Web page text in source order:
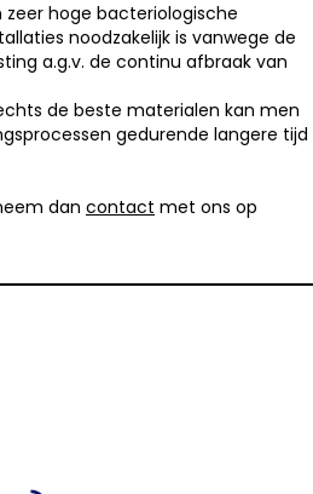
zeer hoge bacteriologische
noodzakelijk is vanwege de
a.g.v. de continu afbraak van
de beste materialen kan men
gedurende langere tijd
dan contact met ons op